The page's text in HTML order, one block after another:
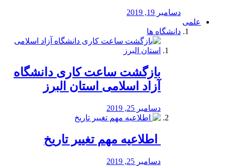
دسامبر 19, 2019
علمی
دانشگاه ها
بازگشت ساعت کاری دانشگاه
آزاد اسلامی استان البرز
دسامبر 25, 2019
️ اطلاعیه مهم تغییر تاریخ
دسامبر 25, 2019